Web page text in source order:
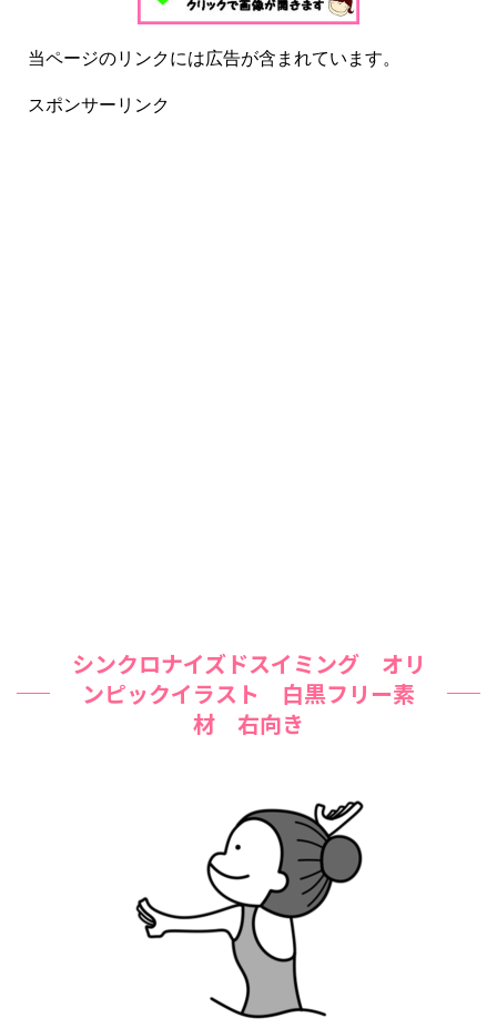
当ページのリンクには広告が含まれています。
スポンサーリンク
シンクロナイズドスイミング オリ
ンピックイラスト 白黒フリー素
材 右向き